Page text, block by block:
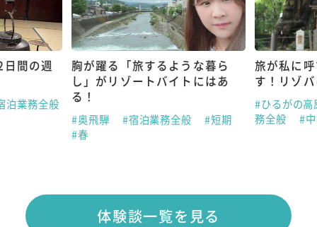
間の週
泊業務全般
胸が躍る「旅するような暮ら
し」がリゾートバイトにはあ
る！
#奥飛騨 #宿泊業務全般
#短期
#春
旅が私に
す！リゾ
#ひるがの
務全般
#
体験談一覧を見る